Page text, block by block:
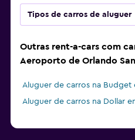
Tipos de carros de aluguer
Outras rent-a-cars com
Aeroporto de Orlando
Aluguer de carros na Budget
Aluguer de carros na Dollar